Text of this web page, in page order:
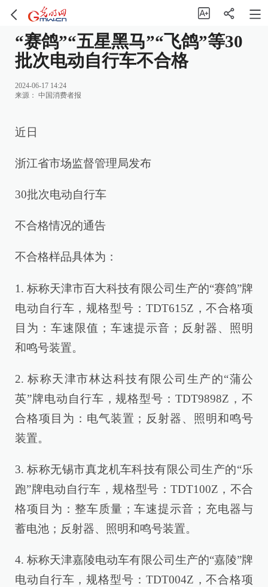
“赛鸽”“五星黑马”“飞鸽”等30
批次电动自行车不合格
2024-06-17 14:24
来源： 中国消费者报
近日
浙江省市场监督管理局发布
30批次电动自行车
不合格情况的通告
不合格样品具体为：
1. 标称天津市百大科技有限公司生产的“赛鸽”牌
电动自行车，规格型号：TDT615Z，不合格项
目为：车速限值；车速提示音；反射器、照明
和鸣号装置。
2. 标称天津市林达科技有限公司生产的“蒲公
英”牌电动自行车，规格型号：TDT9898Z，不
合格项目为：电气装置；反射器、照明和鸣号
装置。
3. 标称无锡市真龙机车科技有限公司生产的“乐
跑”牌电动自行车，规格型号：TDT100Z，不合
格项目为：整车质量；车速提示音；充电器与
蓄电池；反射器、照明和鸣号装置。
4. 标称天津嘉陵电动车有限公司生产的“嘉陵”牌
电动自行车，规格型号：TDT004Z，不合格项